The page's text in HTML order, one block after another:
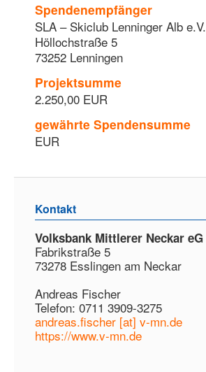
Spendenempfänger
SLA – Skiclub Lenninger Alb e.V.
Höllochstraße 5
73252 Lenningen
Projektsumme
2.250,00 EUR
gewährte Spendensumme
EUR
Kontakt
Volksbank Mittlerer Neckar eG
Fabrikstraße 5
73278 Esslingen am Neckar
Andreas Fischer
Telefon: 0711 3909-3275
andreas.fischer [at] v-mn.de
https://www.v-mn.de